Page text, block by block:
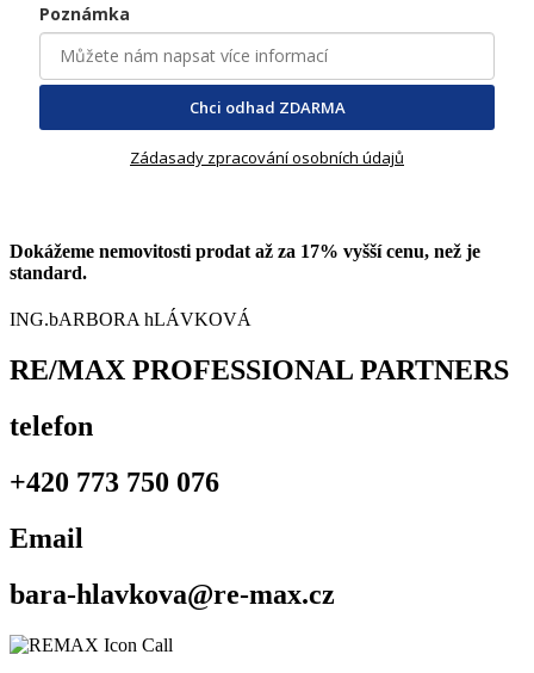
Poznámka
Chci odhad ZDARMA
Zádasady zpracování osobních údajů
Dokážeme nemovitosti prodat až za 17% vyšší cenu, než je
standard.
ING.bARBORA hLÁVKOVÁ
RE/MAX PROFESSIONAL PARTNERS
telefon
+420 773 750 076
Email
bara-hlavkova@re-max.cz